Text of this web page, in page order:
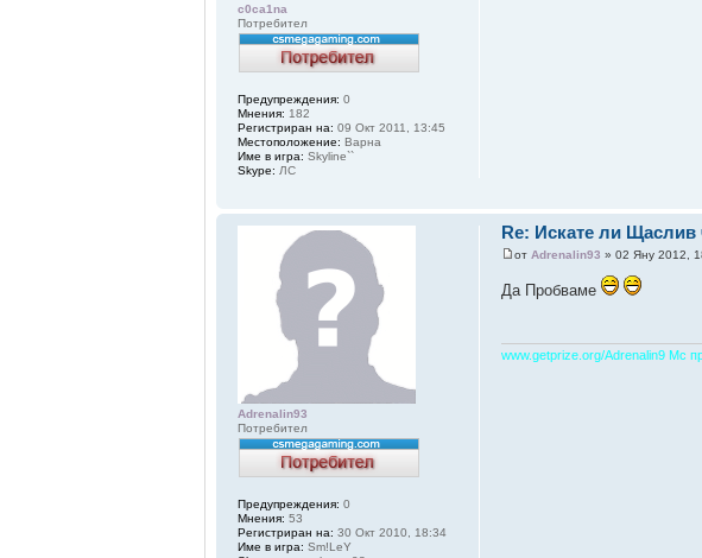
c0ca1na
Потребител
Предупреждения: 0
Мнения: 182
Регистриран на: 09 Окт 2011, 13:45
Местоположение: Варна
Име в игра: Skyline``
Skype: ЛС
Re: Искате ли Щаслив
от Adrenalin93 » 02 Яну 2012,
Да Пробваме
www.getprize.org/Adrenalin9 Мс
Adrenalin93
Потребител
Предупреждения: 0
Мнения: 53
Регистриран на: 30 Окт 2010, 18:34
Име в игра: Sm!LeY